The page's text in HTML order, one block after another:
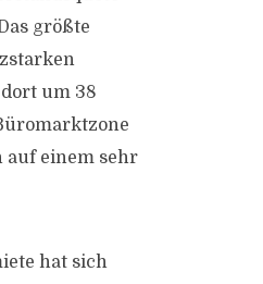
größte
um 38
auf einem sehr
hat sich